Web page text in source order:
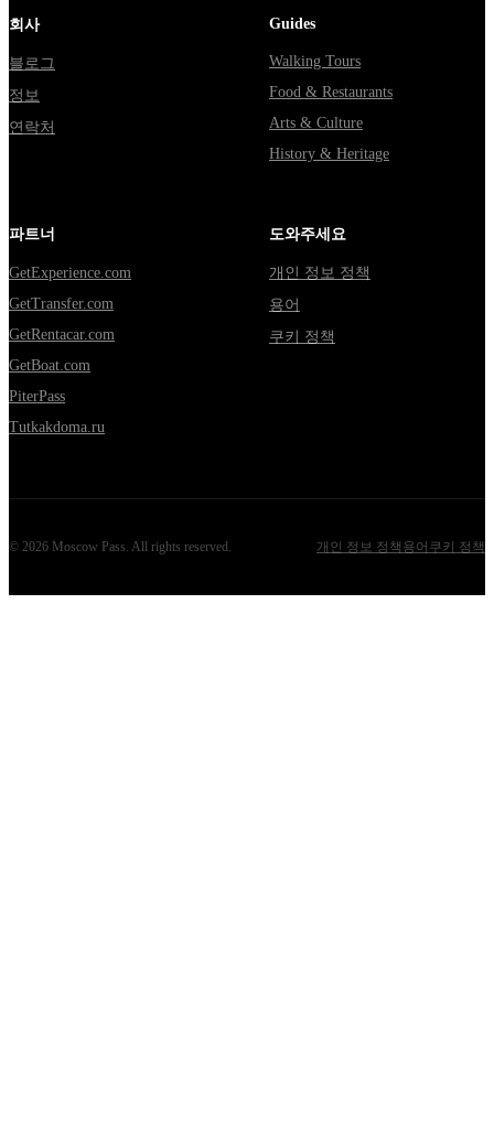
회사
블로그
정보
연락처
Guides
Walking Tours
Food & Restaurants
Arts & Culture
History & Heritage
파트너
GetExperience.com
GetTransfer.com
GetRentacar.com
GetBoat.com
PiterPass
Tutkakdoma.ru
도와주세요
개인 정보 정책
용어
쿠키 정책
© 2026 Moscow Pass. All rights reserved. 개인 정보 정책 용어 쿠키 정책